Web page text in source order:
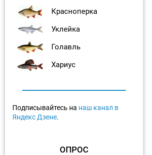
Красноперка
Уклейка
Голавль
Хариус
Подписывайтесь на наш канал в
Яндекс Дзене.
ОПРОС